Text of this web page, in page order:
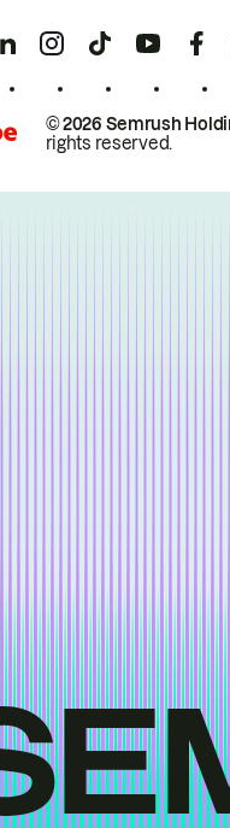
© 2026 Semrush
rights reserved.